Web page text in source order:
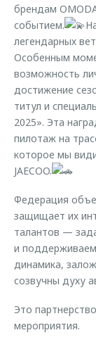
Калькулятор
Запчасти
брендам
событием.
легендарных
Особенным
возможность
достижение
титул и
2025». Эта
пилотаж на
которое мы
JAECOO.
Федерация
защищает их
талантов —
и
динамика,
созвучны духу
Это
мероприятия.